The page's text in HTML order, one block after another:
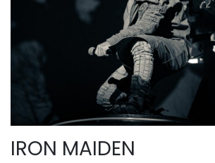
IRON MAIDEN